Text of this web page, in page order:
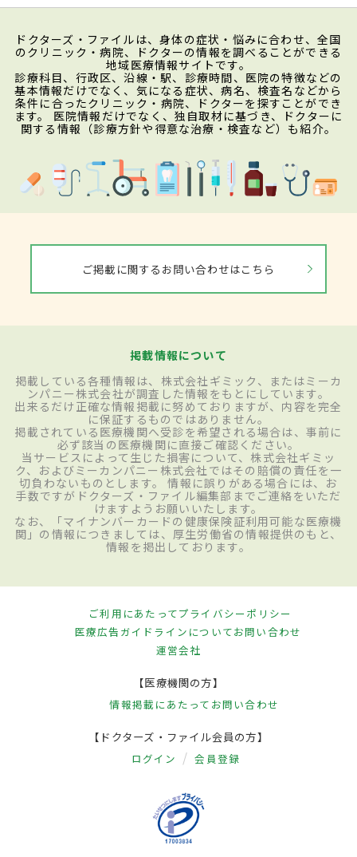
ドクターズ・ファイルは、身体の症状・悩みに合わせ、全国
のクリニック・病院、ドクターの情報を調べることができる
地域医療情報サイトです。
診療科目、行政区、沿線・駅、診療時間、医院の特徴などの
基本情報だけでなく、気になる症状、病名、検査名などから
条件に合ったクリニック・病院、ドクターを探すことができ
ます。 医院情報だけでなく、独自取材に基づき、ドクターに
関する情報（診療方針や得意な治療・検査など）も紹介。
ご掲載に関するお問い合わせはこちら
掲載情報について
掲載している各種情報は、株式会社ギミック、またはミーカ
ンパニー株式会社が調査した情報をもとにしています。
出来るだけ正確な情報掲載に努めておりますが、内容を完全
に保証するものではありません。
掲載されている医療機関へ受診を希望される場合は、事前に
必ず該当の医療機関に直接ご確認ください。
当サービスによって生じた損害について、株式会社ギミッ
ク、およびミーカンパニー株式会社ではその賠償の責任を一
切負わないものとします。 情報に誤りがある場合には、お
手数ですがドクターズ・ファイル編集部までご連絡をいただ
けますようお願いいたします。
なお、「マイナンバーカードの健康保険証利用可能な医療機
関」の情報につきましては、厚生労働省の情報提供のもと、
情報を掲出しております。
ご利用にあたってプライバシーポリシー
医療広告ガイドラインについてお問い合わせ
運営会社
【医療機関の方】
情報掲載にあたって お問い合わせ
【ドクターズ・ファイル会員の方】
ログイン 会員登録